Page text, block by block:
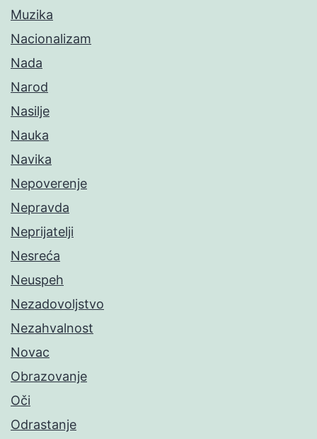
Muzika
Nacionalizam
Nada
Narod
Nasilje
Nauka
Navika
Nepoverenje
Nepravda
Neprijatelji
Nesreća
Neuspeh
Nezadovoljstvo
Nezahvalnost
Novac
Obrazovanje
Oči
Odrastanje